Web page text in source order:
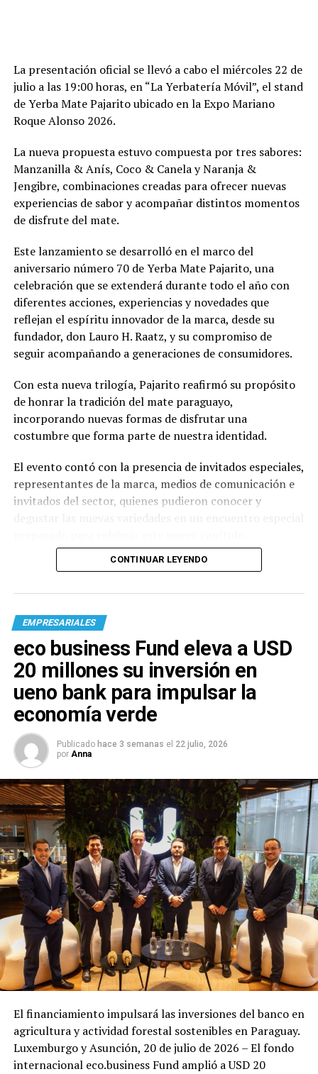
La presentación oficial se llevó a cabo el miércoles 22 de
julio a las 19:00 horas, en “La Yerbatería Móvil”, el stand
de Yerba Mate Pajarito ubicado en la Expo Mariano
Roque Alonso 2026.
La nueva propuesta estuvo compuesta por tres sabores:
Manzanilla & Anís, Coco & Canela y Naranja &
Jengibre, combinaciones creadas para ofrecer nuevas
experiencias de sabor y acompañar distintos momentos
de disfrute del mate.
Este lanzamiento se desarrolló en el marco del
aniversario número 70 de Yerba Mate Pajarito, una
celebración que se extenderá durante todo el año con
diferentes acciones, experiencias y novedades que
reflejan el espíritu innovador de la marca, desde su
fundador, don Lauro H. Raatz, y su compromiso de
seguir acompañando a generaciones de consumidores.
Con esta nueva trilogía, Pajarito reafirmó su propósito
de honrar la tradición del mate paraguayo,
incorporando nuevas formas de disfrutar una
costumbre que forma parte de nuestra identidad.
El evento contó con la presencia de invitados especiales,
representantes de la marca, medios de comunicación e
invitados del sector, quienes pudieron conocer y
CONTINUAR LEYENDO
EMPRESARIALES
eco business Fund eleva a USD
20 millones su inversión en
ueno bank para impulsar la
economía verde
Publicado hace 3 semanas el 22 julio, 2026
por Anna
El financiamiento impulsará las inversiones del banco en
agricultura y actividad forestal sostenibles en Paraguay.
Luxemburgo y Asunción, 20 de julio de 2026 – El fondo
internacional eco.business Fund amplió a USD 20